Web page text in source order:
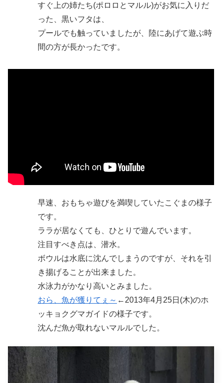
すぐ上の姉たち(ポロロとマルル)がお気に入りだ
った、黒いフタは、
プールでも触っていましたが、陸にあげて遊ぶ時
間の方が長かったです。
早速、おもちゃ遊びを満喫していたこぐまの様子
です。
ララが居なくても、ひとりで遊んでいます。
注目すべき点は、潜水。
ボウルは水底に沈んでしまうのですが、それを引
き揚げることが出来ました。
水泳力がかなり高いとみました。
おら、魚が獲りてぇ～ ←2013年4月25日(木)のホ
ッキョクグマガイドの様子です。
沈んだ魚が取れないマルルでした。